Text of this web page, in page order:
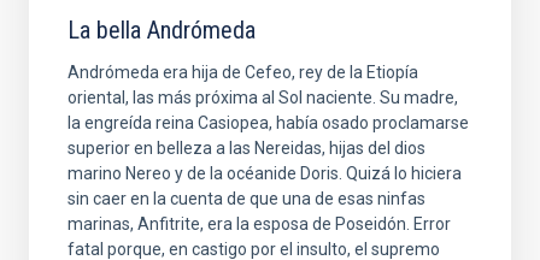
La bella Andrómeda
Andrómeda era hija de Cefeo, rey de la Etiopía
oriental, las más próxima al Sol naciente. Su madre,
la engreída reina Casiopea, había osado proclamarse
superior en belleza a las Nereidas, hijas del dios
marino Nereo y de la océanide Doris. Quizá lo hiciera
sin caer en la cuenta de que una de esas ninfas
marinas, Anfitrite, era la esposa de Poseidón. Error
fatal porque, en castigo por el insulto, el supremo